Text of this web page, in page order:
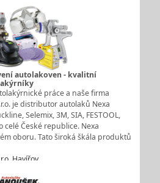
autolakoven - kvalitní
práce a naše firma
je distributor autolaků Nexa
Selemix, 3M, SIA, FESTOOL,
celé České republice. Nexa
oboru. Tato široká škála produktů
Havířov